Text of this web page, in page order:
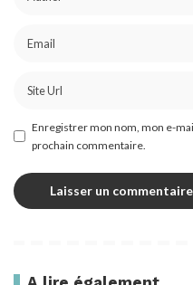
Enregistrer mon nom, mon e-
prochain commentaire.